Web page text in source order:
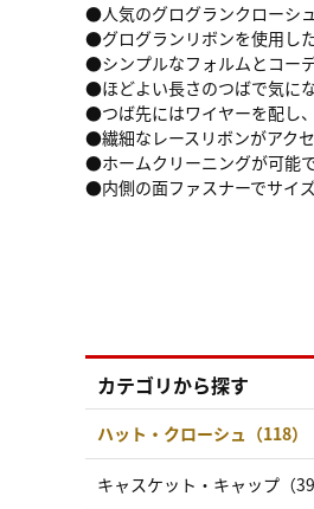
●人気のグログランクローシ
●グログランリボンを使用し
●シンプルなフォルムとコー
●ほどよい長さのつばで気に
●つば先にはワイヤーを配し
●繊細なレースリボンがアク
●ホームクリーニングが可能で
●内側の面ファスナーでサイズ
カテゴリから探す
ハット・クローシュ（118）
キャスケット・キャップ（39